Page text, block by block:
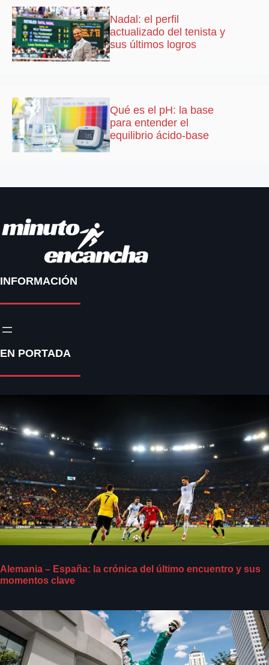
Nadal: el perfil
actualizado del tenista y
sus últimos logros
Qué es el pH: la base
para entender el
equilibrio ácido-base
INFORMACIÓN
EN PORTADA
Alemania – España: la crónica del último encuentro y sus
momentos clave